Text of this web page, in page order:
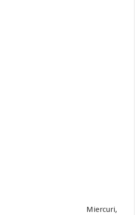
Miercuri,